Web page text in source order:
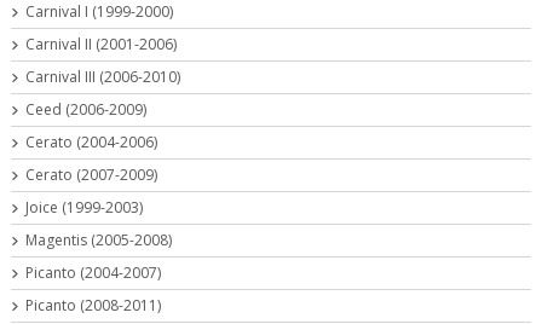
Carnival I (1999-2000)
Carnival II (2001-2006)
Carnival III (2006-2010)
Ceed (2006-2009)
Cerato (2004-2006)
Cerato (2007-2009)
Joice (1999-2003)
Magentis (2005-2008)
Picanto (2004-2007)
Picanto (2008-2011)